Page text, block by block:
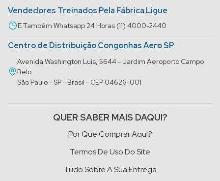
Vendedores Treinados Pela Fábrica Ligue
E Também Whatsapp 24 Horas (11) 4000-2440
Centro de Distribuição Congonhas Aero SP
Avenida Washington Luis, 5644 - Jardim Aeroporto Campo
Belo
São Paulo - SP - Brasil - CEP 04626-001
QUER SABER MAIS DAQUI?
Por Que Comprar Aqui?
Termos De Uso Do Site
Tudo Sobre A Sua Entrega